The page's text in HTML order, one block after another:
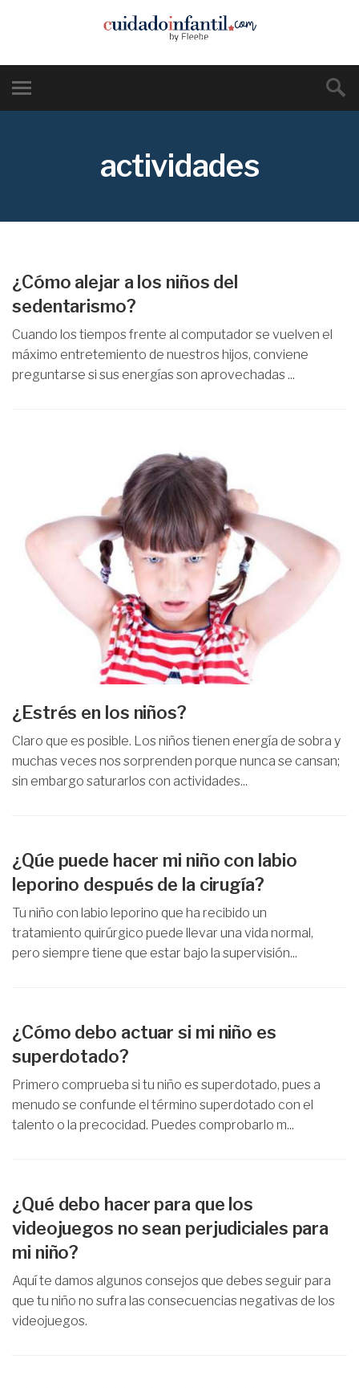
actividades
¿Cómo alejar a los niños del
sedentarismo?
Cuando los tiempos frente al computador se vuelven el
máximo entretemiento de nuestros hijos, conviene
preguntarse si sus energías son aprovechadas ...
¿Estrés en los niños?
Claro que es posible. Los niños tienen energía de sobra y
muchas veces nos sorprenden porque nunca se cansan;
sin embargo saturarlos con actividades...
¿Qúe puede hacer mi niño con labio
leporino después de la cirugía?
Tu niño con labio leporino que ha recibido un
tratamiento quirúrgico puede llevar una vida normal,
pero siempre tiene que estar bajo la supervisión...
¿Cómo debo actuar si mi niño es
superdotado?
Primero comprueba si tu niño es superdotado, pues a
menudo se confunde el término superdotado con el
talento o la precocidad. Puedes comprobarlo m...
¿Qué debo hacer para que los
videojuegos no sean perjudiciales para
mi niño?
Aquí te damos algunos consejos que debes seguir para
que tu niño no sufra las consecuencias negativas de los
videojuegos.